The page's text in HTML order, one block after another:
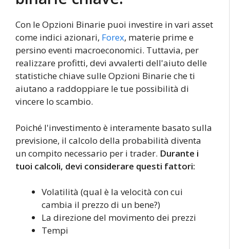
Con le Opzioni Binarie puoi investire in vari asset
come indici azionari, Forex, materie prime e
persino eventi macroeconomici. Tuttavia, per
realizzare profitti, devi avvalerti dell'aiuto delle
statistiche chiave sulle Opzioni Binarie che ti
aiutano a raddoppiare le tue possibilità di
vincere lo scambio.
Poiché l'investimento è interamente basato sulla
previsione, il calcolo della probabilità diventa
un compito necessario per i trader. Durante i
tuoi calcoli, devi considerare questi fattori:
Volatilità (qual è la velocità con cui
cambia il prezzo di un bene?)
La direzione del movimento dei prezzi
Tempi